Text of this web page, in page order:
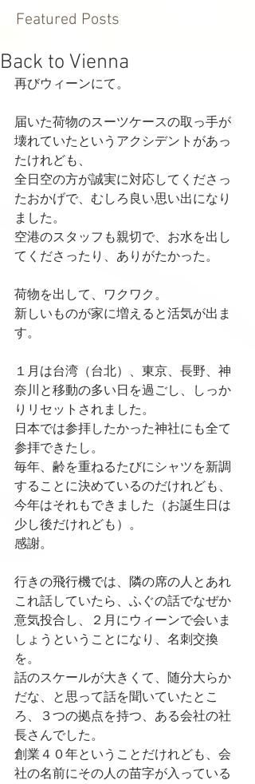
Featured Posts
Back to Vienna
再びウィーンにて。
届いた荷物のスーツケースの取っ手が
壊れていたというアクシデントがあっ
たけれども、
全日空の方が誠実に対応してくださっ
たおかげで、むしろ良い思い出になり
ました。
空港のスタッフも親切で、お水を出し
てくださったり、ありがたかった。
荷物を出して、ワクワク。
新しいものが家に増えると活気が出ま
す。
１月は台湾（台北）、東京、長野、神
奈川と移動の多い日を過ごし、しっか
りリセットされました。
日本では参拝したかった神社にも全て
参拝できたし。
毎年、齢を重ねるたびにシャツを新調
することに決めているのだけれども、
今年はそれもできました（お誕生日は
少し後だけれども）。
感謝。
行きの飛行機では、隣の席の人とあれ
これ話していたら、ふぐの話でなぜか
意気投合し、２月にウィーンで会いま
しょうということになり、名刺交換
を。
話のスケールが大きくて、随分大らか
だな、と思って話を聞いていたとこ
ろ、３つの拠点を持つ、ある会社の社
長さんでした。
創業４０年ということだけれども、会
社の名前にその人の苗字が入っている